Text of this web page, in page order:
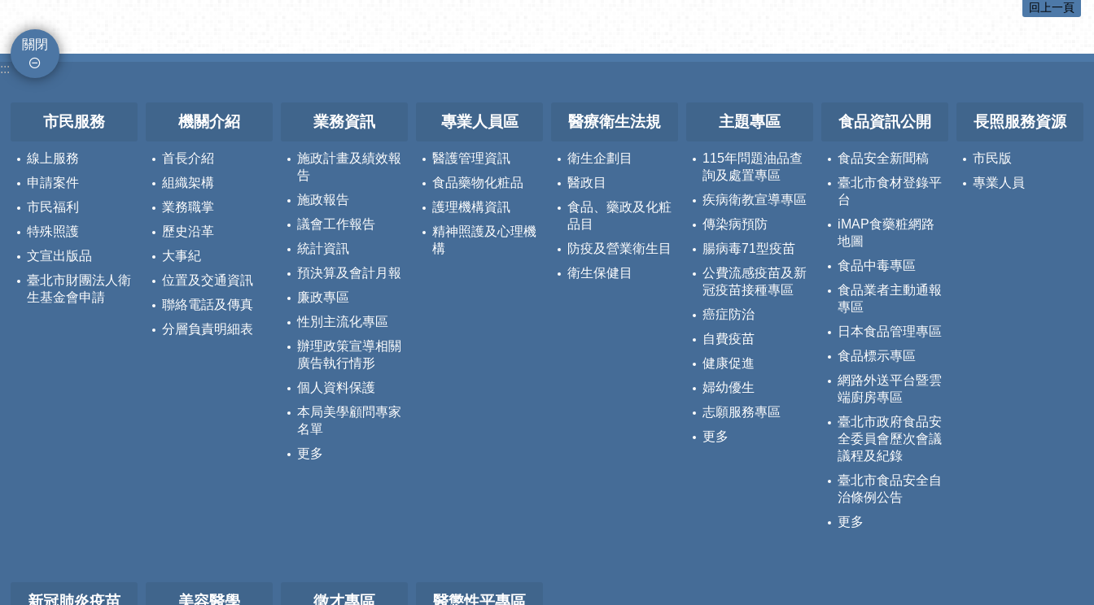
回上一頁
關閉
:::
市民服務
線上服務
申請案件
市民福利
特殊照護
文宣出版品
臺北市財團法人衛
生基金會申請
機關介紹
首長介紹
組織架構
業務職掌
歷史沿革
大事紀
位置及交通資訊
聯絡電話及傳真
分層負責明細表
業務資訊
施政計畫及績效報
告
施政報告
議會工作報告
統計資訊
預決算及會計月報
廉政專區
性別主流化專區
辦理政策宣導相關
廣告執行情形
個人資料保護
本局美學顧問專家
名單
更多
專業人員區
醫護管理資訊
食品藥物化粧品
護理機構資訊
精神照護及心理機
構
醫療衛生法規
衛生企劃目
醫政目
食品、藥政及化粧
品目
防疫及營業衛生目
衛生保健目
主題專區
115年問題油品查
詢及處置專區
疾病衛教宣導專區
傳染病預防
腸病毒71型疫苗
公費流感疫苗及新
冠疫苗接種專區
癌症防治
自費疫苗
健康促進
婦幼優生
志願服務專區
更多
食品資訊公開
食品安全新聞稿
臺北市食材登錄平
台
iMAP食藥粧網路
地圖
食品中毒專區
食品業者主動通報
專區
日本食品管理專區
食品標示專區
網路外送平台暨雲
端廚房專區
臺北市政府食品安
全委員會歷次會議
議程及紀錄
臺北市食品安全自
治條例公告
更多
長照服務資源
市民版
專業人員
新冠肺炎疫苗 美容醫學 徵才專區 醫懲性平專區